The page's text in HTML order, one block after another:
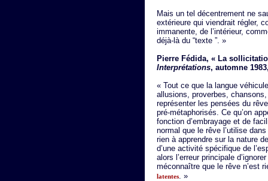
Mais un tel décentrement ne
extérieure qui viendrait régler,
immanente, de l’intérieur,
déjà-là du “texte ”. »
Pierre Fédida, « La
Interprétations, automne
« Tout ce que la langue
allusions, proverbes,
représenter les pensées du
pré-métaphorisés. Ce qu’on
fonction d’embrayage et de
normal que le rêve l’utilise
rien à apprendre sur la nature
d’une activité spécifique de
alors l’erreur principale
méconnaître que le rêve n’est
latentes. »